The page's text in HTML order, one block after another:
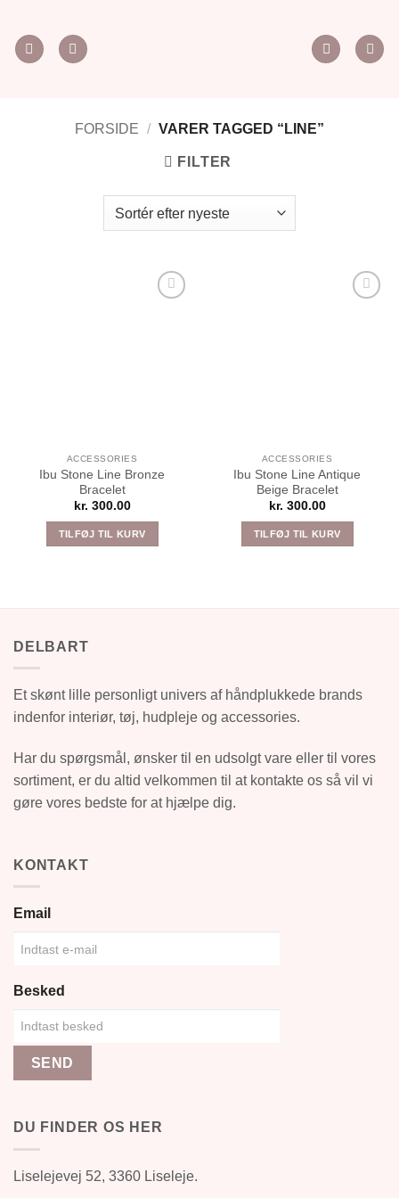
indhold
FORSIDE / VARER TAGGED “LINE”
FILTER
ACCESSORIES
Ibu Stone Line Bronze
Bracelet
kr. 300.00
TILFØJ TIL KURV
ACCESSORIES
Ibu Stone Line Antique
Beige Bracelet
kr. 300.00
TILFØJ TIL KURV
DELBART
Et skønt lille personligt univers af håndplukkede brands
indenfor interiør, tøj, hudpleje og accessories.
Har du spørgsmål, ønsker til en udsolgt vare eller til vores
sortiment, er du altid velkommen til at kontakte os så vil vi
gøre vores bedste for at hjælpe dig.
KONTAKT
Email
Besked
SEND
DU FINDER OS HER
Liselejevej 52, 3360 Liseleje.